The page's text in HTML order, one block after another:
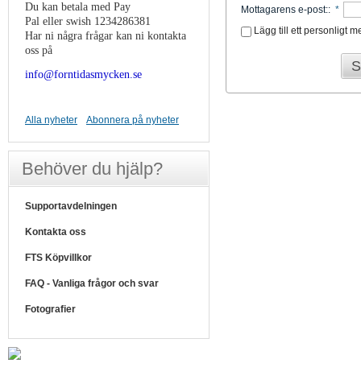
Mottagarens e-post:: *
Lägg till ett personligt
Du kan betala med Pay
Pal eller swish 1234286381
Har ni några frågar kan ni kontakta
oss på
info@forntidasmycken.se
Alla nyheter Abonnera på nyheter
Behöver du hjälp?
Supportavdelningen
Kontakta oss
FTS Köpvillkor
FAQ - Vanliga frågor och svar
Fotografier